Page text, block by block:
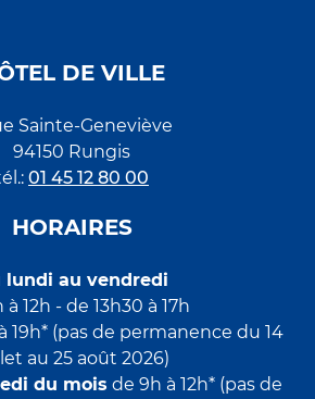
DE VILLE
Sainte-Geneviève
94150 Rungis
01 45 12 80 00
HORAIRES
lundi au vendredi
12h - de 13h30 à 17h
19h* (pas de permanence du 14
au 25 août 2026)
du mois de 9h à 12h* (pas de